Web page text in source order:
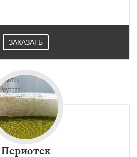
ЗАКАЗАТЬ
Периотек